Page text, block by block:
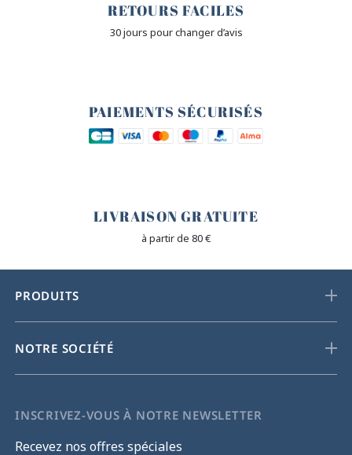
RETOURS FACILES
30 jours pour changer d’avis
PAIEMENTS SÉCURISÉS
LIVRAISON GRATUITE
à partir de 80 €
PRODUITS
NOTRE SOCIÉTÉ
INSCRIVEZ-VOUS À NOTRE NEWSLETTER
Recevez nos offres spéciales